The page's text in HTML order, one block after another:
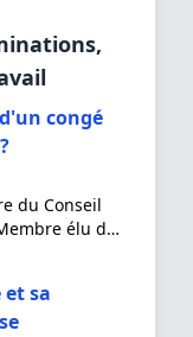
congé
du Conseil
élu du
sa